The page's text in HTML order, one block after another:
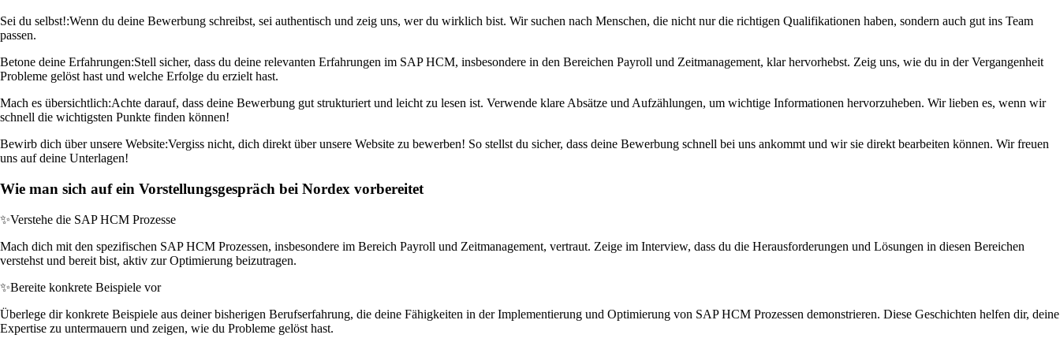
Sei du selbst!:Wenn du deine Bewerbung schreibst, sei authentisch und zeig uns, wer du wirklich bist. Wir suchen nach Menschen, die nicht nur die richtigen Qualifikationen haben, sondern auch gut ins Team
passen.
Betone deine Erfahrungen:Stell sicher, dass du deine relevanten Erfahrungen im SAP HCM, insbesondere in den Bereichen Payroll und Zeitmanagement, klar hervorhebst. Zeig uns, wie du in der Vergangenheit
Probleme gelöst hast und welche Erfolge du erzielt hast.
Mach es übersichtlich:Achte darauf, dass deine Bewerbung gut strukturiert und leicht zu lesen ist. Verwende klare Absätze und Aufzählungen, um wichtige Informationen hervorzuheben. Wir lieben es, wenn wir
schnell die wichtigsten Punkte finden können!
Bewirb dich über unsere Website:Vergiss nicht, dich direkt über unsere Website zu bewerben! So stellst du sicher, dass deine Bewerbung schnell bei uns ankommt und wir sie direkt bearbeiten können. Wir freuen
uns auf deine Unterlagen!
Wie man sich auf ein Vorstellungsgespräch bei Nordex vorbereitet
✨Verstehe die SAP HCM Prozesse
Mach dich mit den spezifischen SAP HCM Prozessen, insbesondere im Bereich Payroll und Zeitmanagement, vertraut. Zeige im Interview, dass du die Herausforderungen und Lösungen in diesen Bereichen
verstehst und bereit bist, aktiv zur Optimierung beizutragen.
✨Bereite konkrete Beispiele vor
Überlege dir konkrete Beispiele aus deiner bisherigen Berufserfahrung, die deine Fähigkeiten in der Implementierung und Optimierung von SAP HCM Prozessen demonstrieren. Diese Geschichten helfen dir, deine
Expertise zu untermauern und zeigen, wie du Probleme gelöst hast.